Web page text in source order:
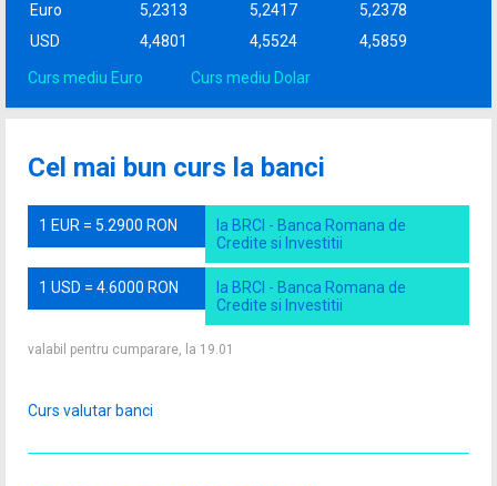
Euro
5,2313 5,2417
5,2378
USD
4,4801 4,5524 4,5859
Curs mediu Euro Curs mediu Dolar
Cel mai bun curs la banci
1 EUR = 5.2900 RON
la BRCI - Banca Romana de
Credite si Investitii
1 USD = 4.6000 RON
la BRCI - Banca Romana de
Credite si Investitii
valabil pentru cumparare, la 19.01
Curs valutar banci